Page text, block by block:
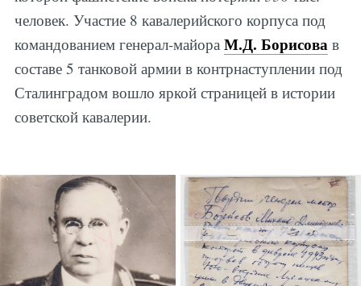
человек. Участие 8 кавалерийского корпуса под
командованием генерал-майора М.Д. Борисова в
составе 5 танковой армии в контрнаступлении под
Сталинградом вошло яркой страницей в истории
советской кавалерии.